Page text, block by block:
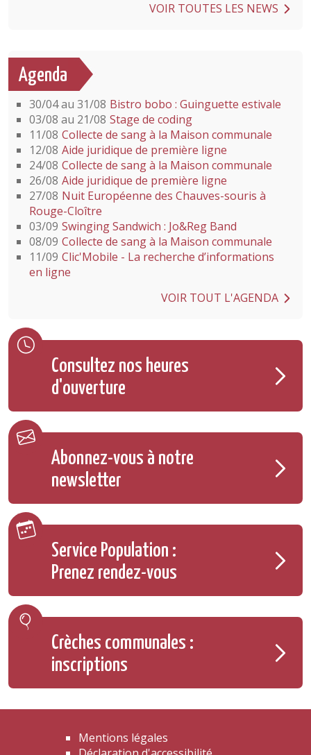
VOIR TOUTES LES NEWS
Agenda
30/04 au 31/08 Bistro bobo : Guinguette estivale
03/08 au 21/08 Stage de coding
11/08 Collecte de sang à la Maison communale
12/08 Aide juridique de première ligne
24/08 Collecte de sang à la Maison communale
26/08 Aide juridique de première ligne
27/08 Nuit Européenne des Chauves-souris à
Rouge-Cloître
03/09 Swinging Sandwich : Jo&Reg Band
08/09 Collecte de sang à la Maison communale
11/09 Clic'Mobile - La recherche d’informations
en ligne
VOIR TOUT L'AGENDA
Consultez nos heures
d'ouverture
Abonnez-vous à notre
newsletter
Service Population :
Prenez rendez-vous
Crèches communales :
inscriptions
Mentions légales